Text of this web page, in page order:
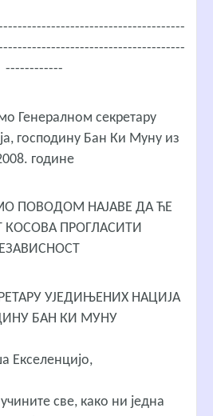
------------
Генералном секретару
господину Бан Ки Муну из
године
ПОВОДОМ НАЈАВЕ ДА ЋЕ
КОСОВА ПРОГЛАСИТИ
УЈЕДИЊЕНИХ НАЦИЈА
БАН КИ МУНУ
Екселенцијo,
све, како ни једна